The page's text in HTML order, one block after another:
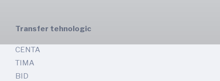
Transfer tehnologic
CENTA
TIMA
BID